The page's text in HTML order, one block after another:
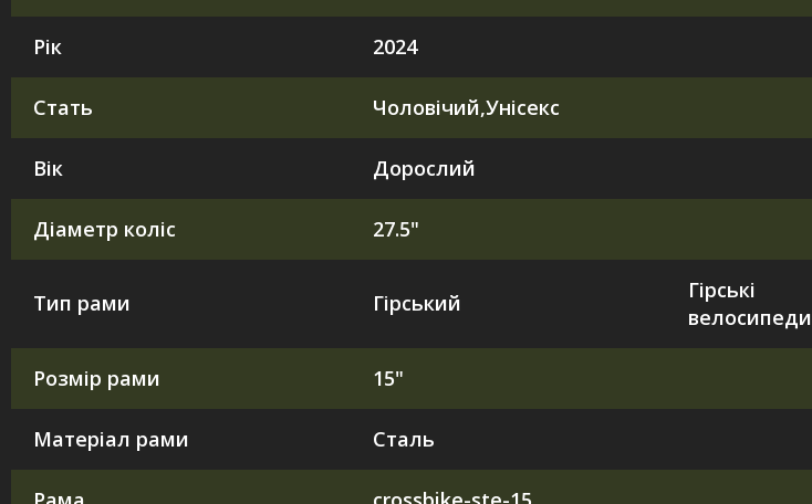
Рік 2024
Стать Чоловічий,Унісекс
Вік Дорослий
Діаметр коліс 27.5"
Тип рами Гірський
Гірські
велосипеди
Розмір рами 15"
Матеріал рами Сталь